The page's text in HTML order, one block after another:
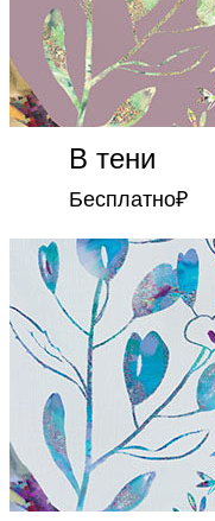
В тени
Бесплатно₽